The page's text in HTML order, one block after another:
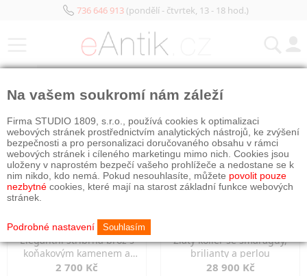
736 646 913(pondělí - čtvrtek, 13 - 18 hod.)
Elegantní stříbrná brož s
koňakovým kamenem a
markazity
2 700 Kč
Zlatý kolier se smaragdy,
brilianty a perlou
28 900 Kč
Na vašem soukromí nám záleží
Firma STUDIO 1809, s.r.o., používá cookies k optimalizaci
webových stránek prostřednictvím analytických nástrojů, ke zvýšení
bezpečnosti a pro personalizaci doručovaného obsahu v rámci
webových stránek i cíleného marketingu mimo nich. Cookies jsou
uloženy v naprostém bezpečí vašeho prohlížeče a nedostane se k
nim nikdo, kdo nemá. Pokud nesouhlasíte, můžete povolit pouze
nezbytné cookies, které mají na starost základní funkce webových
stránek.
Podrobné nastavení Souhlasím